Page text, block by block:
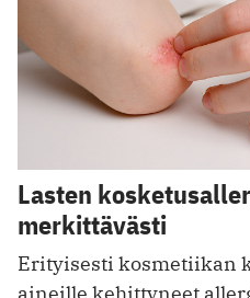
Lasten
merkittävästi
Erityisesti kosmetiikan